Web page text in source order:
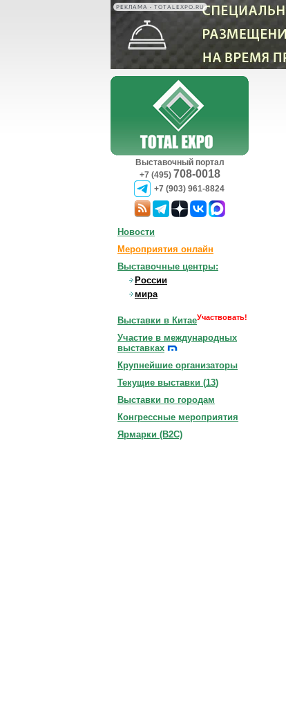
РЕКЛАМА • TOTALEXPO.RU
Выставочный портал
+7 (495) 708-0018
+7 (903) 961-8824
Новости
Мероприятия онлайн
Выставочные центры:
России
мира
Выставки в КитаеУчаствовать!
Участие в международных
выставках
Крупнейшие организаторы
Текущие выставки (13)
Выставки по городам
Конгрессные мероприятия
Ярмарки (B2C)